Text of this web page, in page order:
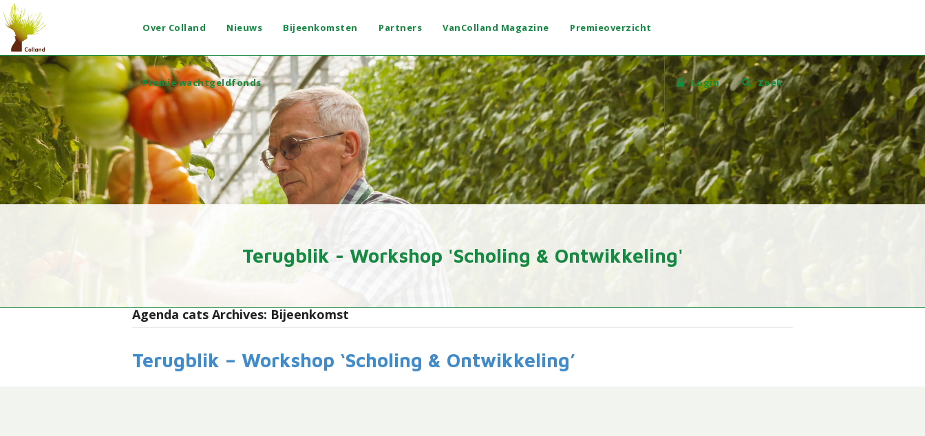
Over Colland Nieuws Bijeenkomsten Partners VanColland Magazine Premieoverzicht
Premie wachtgeldfonds Zoek
Login
Terugblik - Workshop 'Scholing & Ontwikkeling'
Agenda cats Archives: Bijeenkomst
Terugblik – Workshop ‘Scholing & Ontwikkeling’